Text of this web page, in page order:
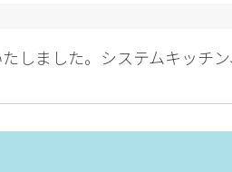
しました。システムキッチ